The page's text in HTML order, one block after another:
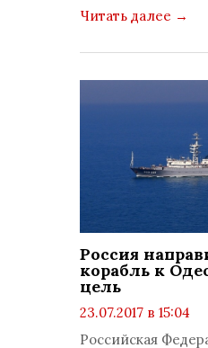
Читать далее →
Россия
корабль к
цель
23.07.2017 в 15:04
комментариев: 0
Российская